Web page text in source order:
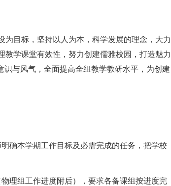
为目标，坚持以人为本，科学发展的理念，大力
学课堂有效性，努力创建儒雅校园，打造魅力
与风气，全面提高全组教学教研水平，为创建
确本学期工作目标及必需完成的任务，把学校
理组工作进度附后），要求各备课组按进度完